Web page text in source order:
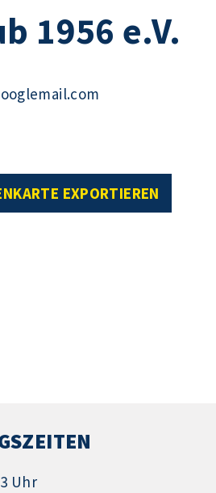
1956 e.V.
EXPORTIEREN
Uhr